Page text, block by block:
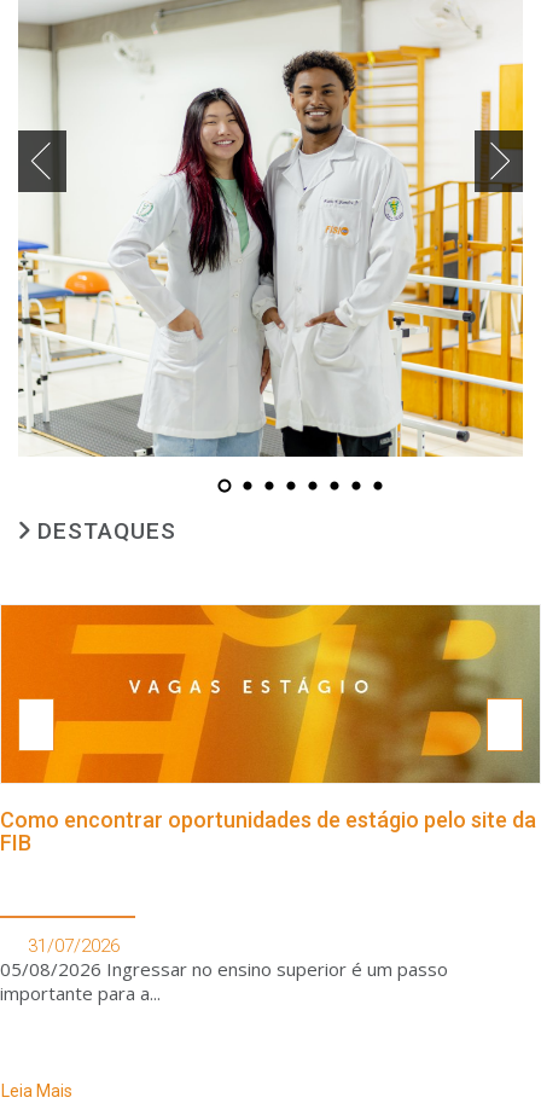
DESTAQUES
Como encontrar oportunidades de estágio pelo site da
FIB
31/07/2026
05/08/2026 Ingressar no ensino superior é um passo
importante para a...
Leia Mais